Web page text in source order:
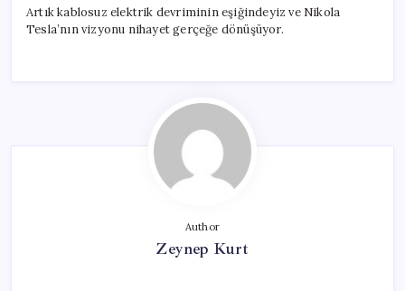
Artık kablosuz elektrik devriminin eşiğindeyiz ve Nikola
Tesla’nın vizyonu nihayet gerçeğe dönüşüyor.
Author
Zeynep Kurt